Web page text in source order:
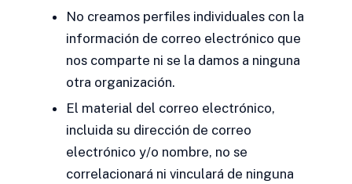
No creamos perfiles individuales con la
información de correo electrónico que
nos comparte ni se la damos a ninguna
otra organización.
El material del correo electrónico,
incluida su dirección de correo
electrónico y/o nombre, no se
correlacionará ni vinculará de ninguna